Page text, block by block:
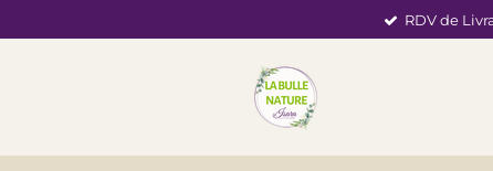
RDV de